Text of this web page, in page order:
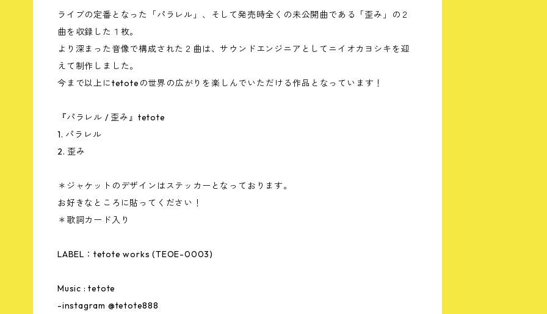
ライブの定番となった「パラレル」、そして発売時全くの未公開曲である「歪み」の２
曲を収録した１枚。
より深まった音像で構成された２曲は、サウンドエンジニアとしてニイオカヨシキを迎
えて制作しました。
今まで以上にtetoteの世界の広がりを楽しんでいただける作品となっています！
『パラレル / 歪み』tetote
1. パラレル
2. 歪み
＊ジャケットのデザインはステッカーとなっております。
お好きなところに貼ってください！
＊歌詞カード入り
LABEL：tetote works (TEOE-0003)
Music : tetote
-instagram @tetote888